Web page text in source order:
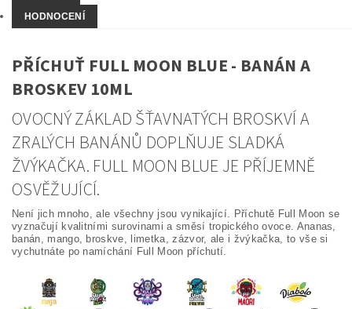
HODNOCENÍ
PŘÍCHUŤ FULL MOON BLUE - BANÁN A
BROSKEV 10ML
OVOCNÝ ZÁKLAD ŠŤAVNATÝCH BROSKVÍ A
ZRALÝCH BANÁNŮ DOPLŇUJE SLADKÁ
ŽVÝKAČKA. FULL MOON BLUE JE PŘÍJEMNĚ
OSVĚŽUJÍCÍ.
Není jich mnoho, ale všechny jsou vynikající. Příchutě Full Moon se
vyznačují kvalitními surovinami a směsí tropického ovoce. Ananas,
banán, mango, broskve, limetka, zázvor, ale i žvýkačka, to vše si
vychutnáte po namíchání Full Moon příchutí.